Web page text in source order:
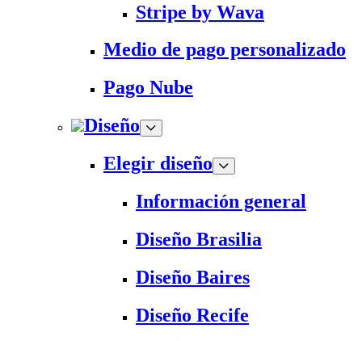
Stripe by Wava
Medio de pago personalizado
Pago Nube
Diseño
Elegir diseño
Información general
Diseño Brasilia
Diseño Baires
Diseño Recife